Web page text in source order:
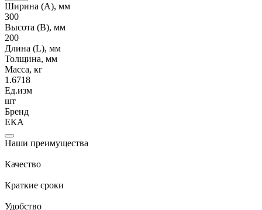
Ширина (А), мм
300
Высота (В), мм
200
Длина (L), мм
Толщина, мм
Масса, кг
1.6718
Ед.изм
шт
Бренд
ЕКА
Наши преимущества
Качество
Краткие сроки
Удобство